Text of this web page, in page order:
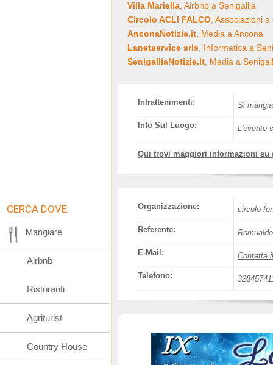
Villa Mariella , Airbnb a Senigallia
Circolo ACLI FALCO , Associazioni
AnconaNotizie.it , Media a Ancona
Lanetservice srls , Informatica a
SenigalliaNotizie.it , Media a
Intrattenimenti: Si mangia
Info Sul Luogo: L'evento
Qui trovi maggiori informazioni su
Organizzazione: circolo
Referente:
E-Mail: Contatta
Telefono:
CERCA DOVE:
Mangiare
Airbnb
Ristoranti
Agriturist
Country House